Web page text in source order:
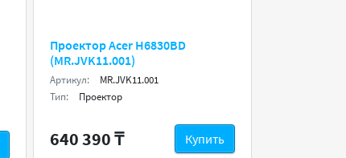
Проектор Acer H6830BD
(MR.JVK11.001)
Артикул:
MR.JVK11.001
Тип:
Проектор
640 390 ₸ Купить